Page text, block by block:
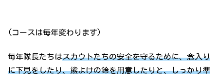
(コースは毎年変わります)
毎年隊長たちはスカウトたちの安全を守るために、念入り
に下見をしたり、熊よけの鈴を用意したりと、しっかり準